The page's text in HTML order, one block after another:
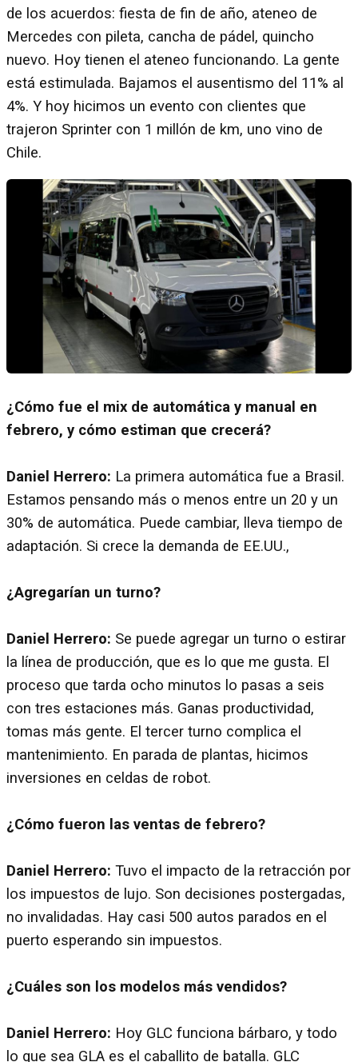
de los acuerdos: fiesta de fin de año, ateneo de
Mercedes con pileta, cancha de pádel, quincho
nuevo. Hoy tienen el ateneo funcionando. La gente
está estimulada. Bajamos el ausentismo del 11% al
4%. Y hoy hicimos un evento con clientes que
trajeron Sprinter con 1 millón de km, uno vino de
Chile.
¿Cómo fue el mix de automática y manual en
febrero, y cómo estiman que crecerá?
Daniel Herrero: La primera automática fue a Brasil.
Estamos pensando más o menos entre un 20 y un
30% de automática. Puede cambiar, lleva tiempo de
adaptación. Si crece la demanda de EE.UU.,
¿Agregarían un turno?
Daniel Herrero: Se puede agregar un turno o estirar
la línea de producción, que es lo que me gusta. El
proceso que tarda ocho minutos lo pasas a seis
con tres estaciones más. Ganas productividad,
tomas más gente. El tercer turno complica el
mantenimiento. En parada de plantas, hicimos
inversiones en celdas de robot.
¿Cómo fueron las ventas de febrero?
Daniel Herrero: Tuvo el impacto de la retracción por
los impuestos de lujo. Son decisiones postergadas,
no invalidadas. Hay casi 500 autos parados en el
puerto esperando sin impuestos.
¿Cuáles son los modelos más vendidos?
Daniel Herrero: Hoy GLC funciona bárbaro, y todo
lo que sea GLA es el caballito de batalla. GLC